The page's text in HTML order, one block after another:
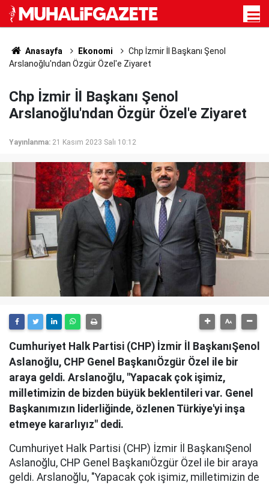
Anasayfa Ekonomi
Chp İzmir İl Başkanı Şenol
Arslanoğlu'ndan Özgür Özel'e Ziyaret
Chp İzmir İl Başkanı Şenol
Arslanoğlu'ndan Özgür Özel'e Ziyaret
Yayınlanma: 21 Kasım 2023 Salı 10:12
Cumhuriyet Halk Partisi (CHP) İzmir İl BaşkanıŞenol
Aslanoğlu, CHP Genel BaşkanıÖzgür Özel ile bir
araya geldi. Arslanoğlu, "Yapacak çok işimiz,
milletimizin de bizden büyük beklentileri var. Genel
Başkanımızın liderliğinde, özlenen Türkiye'yi inşa
etmeye kararlıyız" dedi.
Cumhuriyet Halk Partisi (CHP) İzmir İl BaşkanıŞenol
Aslanoğlu, CHP Genel BaşkanıÖzgür Özel ile bir araya
geldi. Arslanoğlu, "Yapacak çok işimiz, milletimizin de